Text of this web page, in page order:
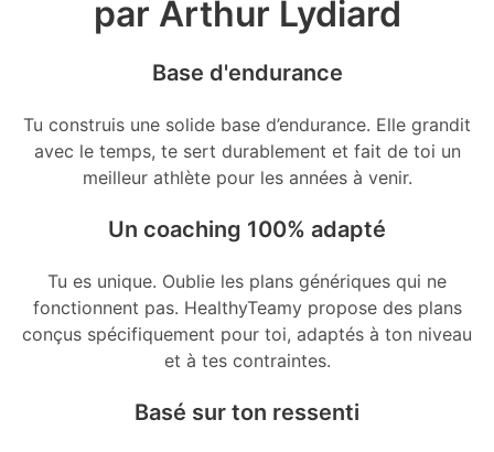
par Arthur Lydiard
Base d'endurance
Tu construis une solide base d’endurance. Elle grandit
avec le temps, te sert durablement et fait de toi un
meilleur athlète pour les années à venir.
Un coaching 100% adapté
Tu es unique. Oublie les plans génériques qui ne
fonctionnent pas. HealthyTeamy propose des plans
conçus spécifiquement pour toi, adaptés à ton niveau
et à tes contraintes.
Basé sur ton ressenti